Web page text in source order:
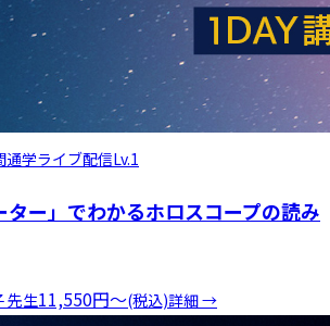
通学ライブ配信Lv.1
ター」でわかるホロスコープの読み
先生11,550円〜(税込)詳細 →